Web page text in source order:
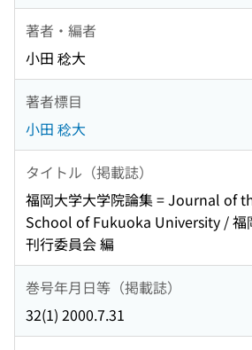
著者・編者
小田 稔大
著者標目
小田 稔大
タイトル（掲載誌）
福岡大学大学院論集 = Journal of
School of Fukuoka University / 福
刊行委員会 編
巻号年月日等（掲載誌）
32(1) 2000.7.31